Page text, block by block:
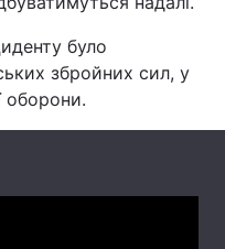
було
збройних сил, у
оборони.